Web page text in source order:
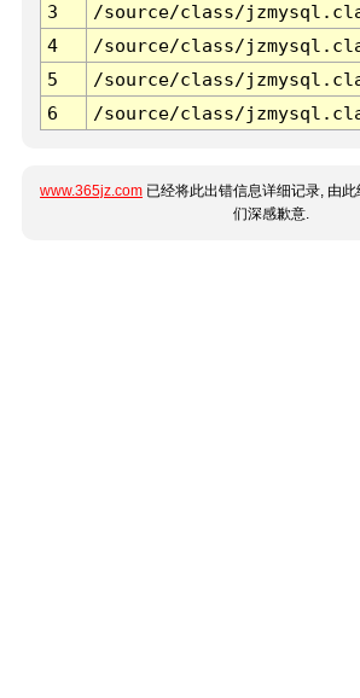
3 /source/class/
4
/source/class/
5
/source/class/
6
/source/class/
www.365jz.com 已经将此出错信息详细记录, 由
们深感歉意.